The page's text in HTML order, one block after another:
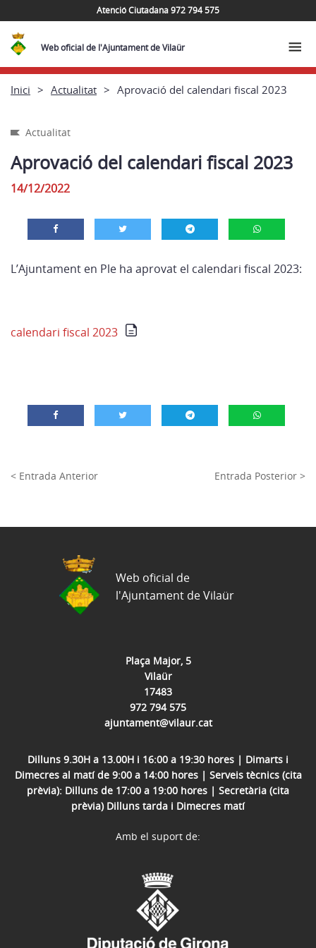
Atenció Ciutadana 972 794 575
Web oficial de l'Ajuntament de Vilaür
Inici Actualitat Aprovació del calendari fiscal 2023
Actualitat
Aprovació del calendari fiscal 2023
14/12/2022
L’Ajuntament en Ple ha aprovat el calendari fiscal 2023:
calendari fiscal 2023
< Entrada Anterior Entrada Posterior >
Plaça Major, 5
Vilaür
17483
972 794 575
ajuntament@vilaur.cat
Dilluns 9.30H a 13.00H i 16:00 a 19:30 hores | Dimarts i
Dimecres al matí de 9:00 a 14:00 hores | Serveis tècnics (cita
prèvia): Dilluns de 17:00 a 19:00 hores | Secretària (cita
prèvia) Dilluns tarda i Dimecres matí
Web oficial de
l'Ajuntament de Vilaür
Amb el suport de: